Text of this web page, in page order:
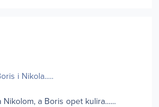
i Nikola.....
a Boris opet kulira......